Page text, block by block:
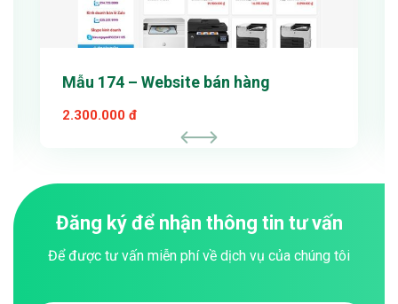
Mẫu 174 – Website bán hàng
2.300.000 đ
Đăng ký để nhận thông tin tư vấn
Để được tư vấn miễn phí về dịch vụ của chúng tôi